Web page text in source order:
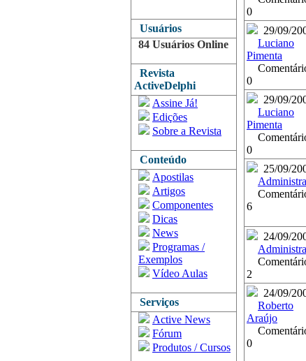
Usuários
84 Usuários Online
Revista
ActiveDelphi
Assine Já!
Edições
Sobre a Revista
Conteúdo
Apostilas
Artigos
Componentes
Dicas
News
Programas /
Exemplos
Vídeo Aulas
Serviços
Active News
Fórum
Produtos / Cursos
0
29/09/
Luciano
Pimenta
0
29/09/
Luciano
Pimenta
0
25/09/
6
24/09/
2
24/09/
Roberto
Araújo
0